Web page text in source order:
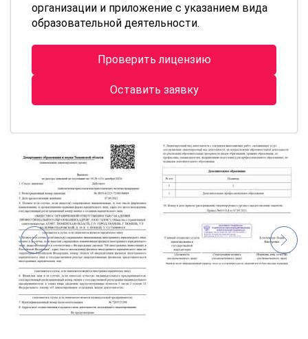
организации и приложение с указанием вида
образовательной деятельности.
Проверить лицензию
Оставить заявку